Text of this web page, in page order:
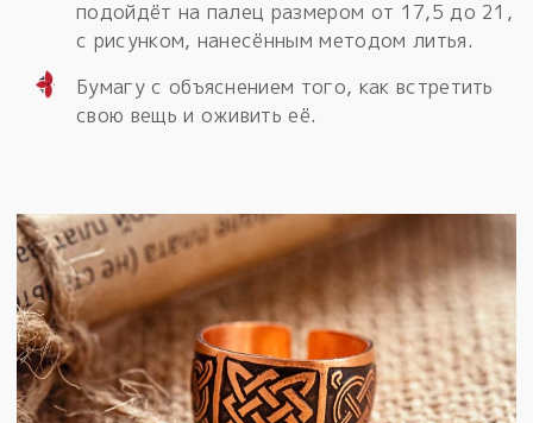
подойдёт на палец размером от 17,5 до 21,
с рисунком, нанесённым методом литья.
Бумагу с объяснением того, как встретить
свою вещь и оживить её.